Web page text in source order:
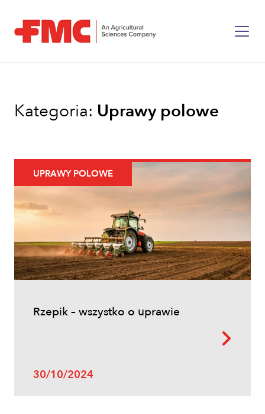
Kategoria: Uprawy polowe
UPRAWY POLOWE
Rzepik – wszystko o uprawie
30/10/2024